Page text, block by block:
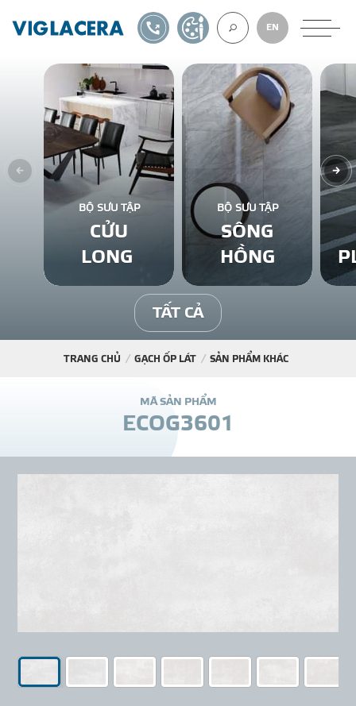
VỀ CHÚNG
GẠCH ỐP LÁT
BÊ TÔNG KHÍ
NGÓI LỢP
THƯ
LIÊN HỆ - TƯ
EN
1900561582TỰ THIẾT KẾ
BỘ SƯU TẬP
CỬU
LONG
BỘ SƯU TẬP
SÔNG
HỒNG
TẤT CẢ
TRANG CHỦ GẠCH ỐP LÁT SẢN PHẨM KHÁC
MÃ SẢN PHẨM
ECOG3601